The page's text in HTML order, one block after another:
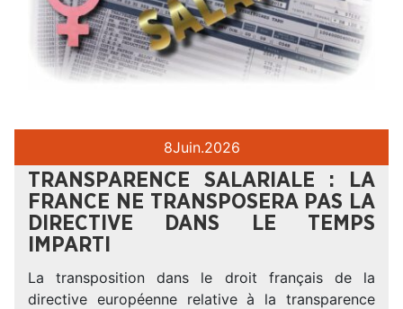
8Juin.2026
TRANSPARENCE SALARIALE : LA
FRANCE NE TRANSPOSERA PAS LA
DIRECTIVE DANS LE TEMPS
IMPARTI
La transposition dans le droit français de la
directive européenne relative à la transparence